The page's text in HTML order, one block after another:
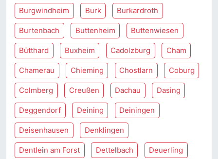
Burgwindheim Burk Burkardroth
Burtenbach Buttenheim Buttenwiesen
Bütthard Buxheim Cadolzburg Cham
Chamerau Chieming Chostlarn Coburg
Colmberg Creußen Dachau Dasing
Deggendorf Deining Deiningen
Deisenhausen Denklingen
Dentlein am Forst Dettelbach Deuerling